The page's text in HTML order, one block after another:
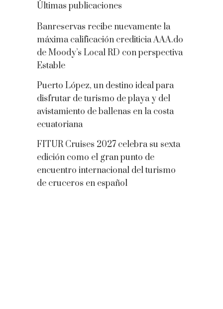
Últimas publicaciones
Banreservas recibe nuevamente la
máxima calificación crediticia AAA.do
de Moody’s Local RD con perspectiva
Estable
Puerto López, un destino ideal para
disfrutar de turismo de playa y del
avistamiento de ballenas en la costa
ecuatoriana
FITUR Cruises 2027 celebra su sexta
edición como el gran punto de
encuentro internacional del turismo
de cruceros en español